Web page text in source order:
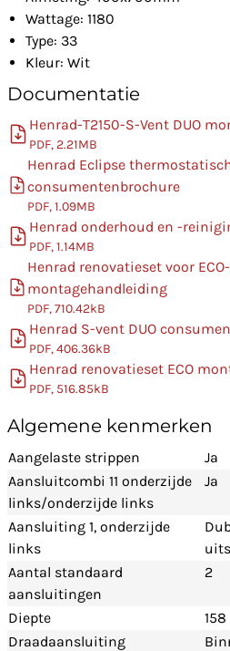
Wattage: 1180
Type: 33
Kleur: Wit
Documentatie
Henrad-T2150-S-Vent DUO
PDF, 2.21MB
Henrad Eclipse
consumentenbrochure
PDF, 1.09MB
Henrad onderhoud en -
PDF, 1.14MB
Henrad renovatieset voor
montagehandleiding
PDF, 710.42kB
Henrad S-vent DUO
PDF, 406.36kB
Henrad renovatieset ECO
PDF, 516.85kB
Algemene kenmerken
Aangelaste strippen
Ja
Aansluitcombi 11 onderzijde
links/onderzijde links
Ja
Aansluiting 1, onderzijde
links
Aantal standaard
aansluitingen
2
Diepte
158
Draadaansluiting